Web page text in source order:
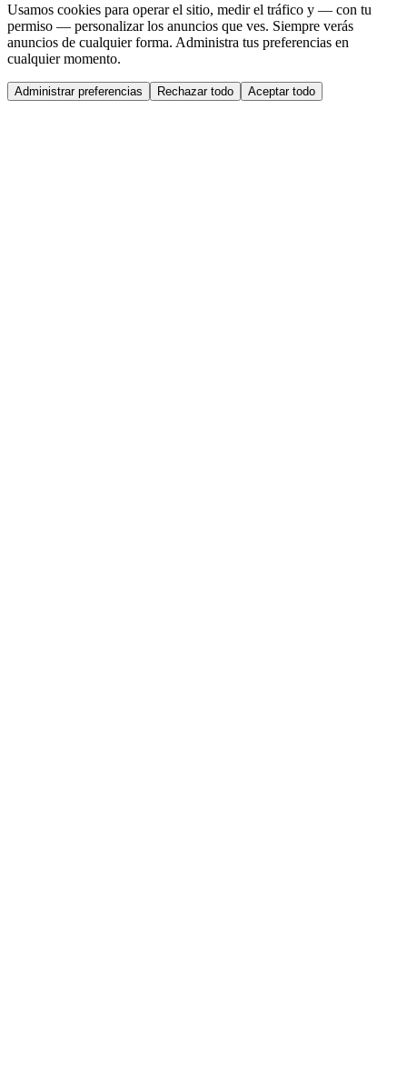
Usamos cookies para operar el sitio, medir el tráfico y — con tu
permiso — personalizar los anuncios que ves. Siempre verás
anuncios de cualquier forma. Administra tus preferencias en
cualquier momento.
Administrar preferencias Rechazar todo Aceptar todo